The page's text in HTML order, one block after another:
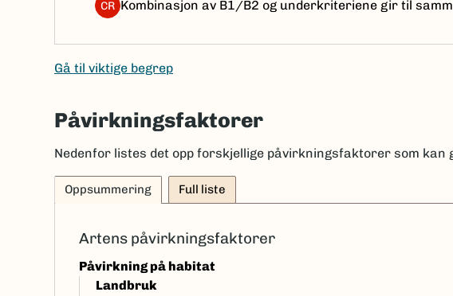
CR Kombinasjon av B1/B2 og underkriteriene gir til
Gå til viktige begrep
Påvirkningsfaktorer
Nedenfor listes det opp forskjellige påvirkningsfaktorer som
Oppsummering Full liste
Artens påvirkningsfaktorer
Påvirkning på habitat
Landbruk